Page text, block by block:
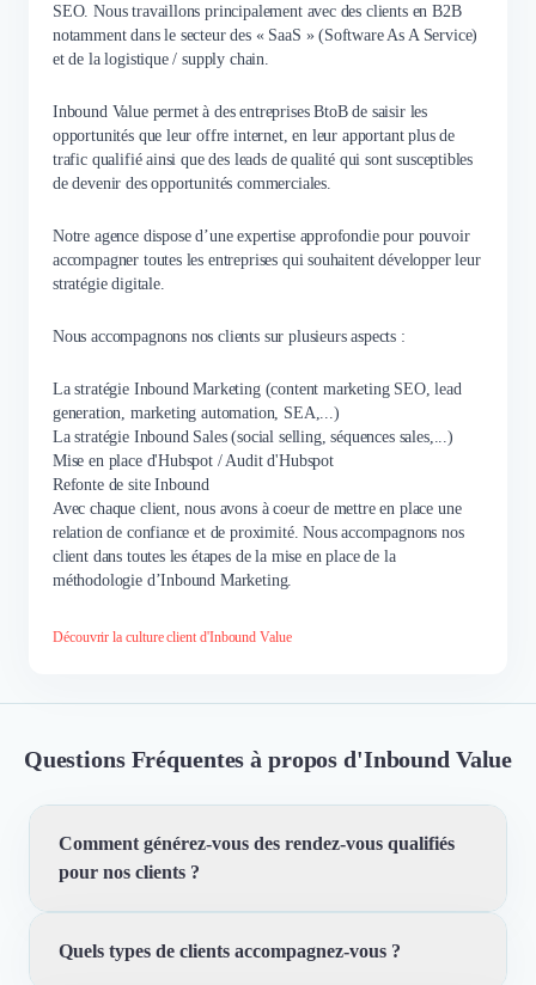
SEO. Nous travaillons principalement avec des clients en B2B
notamment dans le secteur des « SaaS » (Software As A Service)
et de la logistique / supply chain.
Inbound Value permet à des entreprises BtoB de saisir les
opportunités que leur offre internet, en leur apportant plus de
trafic qualifié ainsi que des leads de qualité qui sont susceptibles
de devenir des opportunités commerciales.
Notre agence dispose d’une expertise approfondie pour pouvoir
accompagner toutes les entreprises qui souhaitent développer leur
stratégie digitale.
Nous accompagnons nos clients sur plusieurs aspects :
La stratégie Inbound Marketing (content marketing SEO, lead
generation, marketing automation, SEA,...)
La stratégie Inbound Sales (social selling, séquences sales,...)
Mise en place d'Hubspot / Audit d'Hubspot
Refonte de site Inbound
Avec chaque client, nous avons à coeur de mettre en place une
relation de confiance et de proximité. Nous accompagnons nos
client dans toutes les étapes de la mise en place de la
méthodologie d’Inbound Marketing.
Découvrir la culture client d'Inbound Value
Questions Fréquentes à propos d'Inbound Value
Comment générez-vous des rendez-vous qualifiés
pour nos clients ?
Nous utilisons une méthodologie unique basée sur plus
Quels types de clients accompagnez-vous ?